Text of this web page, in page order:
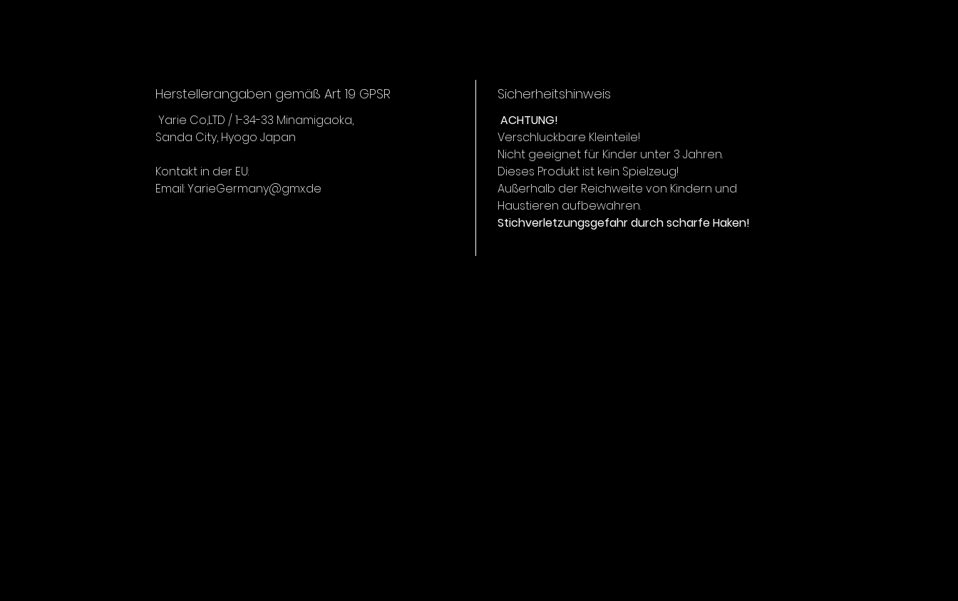
Auftrieb eignet er sich besonders gut,
anzusprechen.
Herstellerangaben gemäß Art 19 GPSR
Yarie Co,LTD / 1-34-33 Minamigaoka,
Sanda City, Hyogo Japan
Kontakt in der EU:
Email: YarieGermany@gmx.de
Sicherheitshinweis
ACHTUNG!
Verschluckbare Kleinteile!
Nicht geeignet für Kinder unter 3 Jahren.
Dieses Produkt ist kein Spielzeug!
Außerhalb der Reichweite von Kindern und
Haustieren aufbewahren.
Stichverletzungsgefahr durch scharfe Haken!